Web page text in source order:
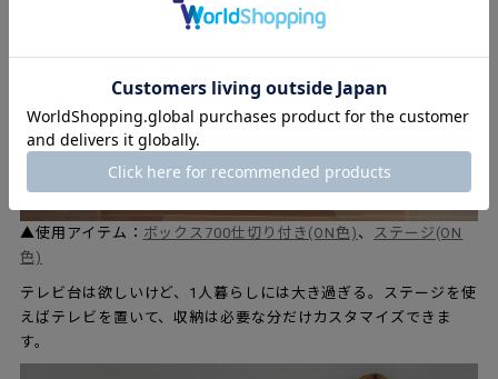
▲使用アイテム： ボックス700仕切り付き(ON色) 、
ステージ(ON
色)
テレビ台は欲しいけど、1人暮らしには大き過ぎる。ステージを使
えばテレビを置いて、収納は必要な分だけカスタマイズできま
す。